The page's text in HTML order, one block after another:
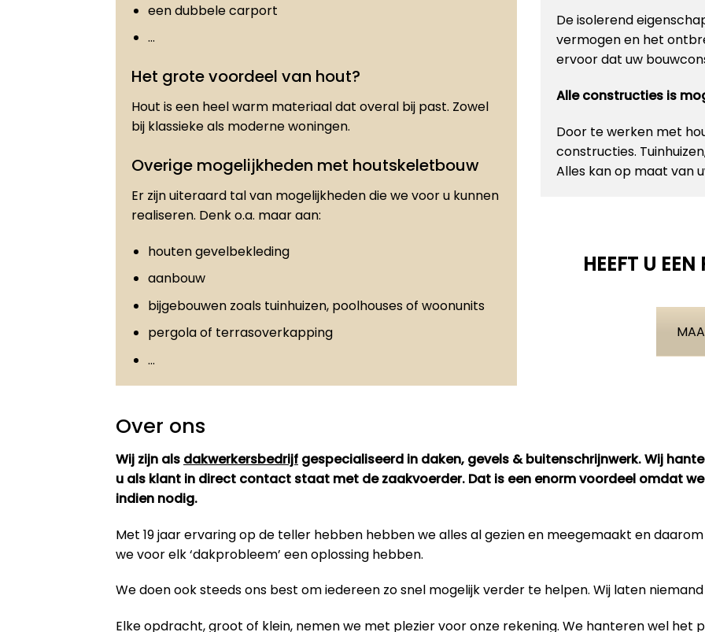
een dubbele carport
…
Het grote voordeel van hout?
Hout is een heel warm materiaal dat overal bij past. Zowel
bij klassieke als moderne woningen.
Overige mogelijkheden met houtskeletbouw
Er zijn uiteraard tal van mogelijkheden die we voor u kunnen
realiseren. Denk o.a. maar aan:
houten gevelbekleding
aanbouw
bijgebouwen zoals tuinhuizen, poolhouses of woonunits
pergola of terrasoverkapping
…
De isolerend
vermogen en het
ervoor dat uw
Alle constructies is
Door te werken met
constructies.
Alles kan op maat van
HEEFT U
Over ons
Wij zijn als dakwerkersbedrijf gespecialiseerd in daken, gevels & buitenschrijnwerk. Wij
u als klant in direct contact staat met de zaakvoerder. Dat is een enorm voordeel omdat
indien nodig.
Met 19 jaar ervaring op de teller hebben hebben we alles al gezien en meegemaakt en
we voor elk ‘dakprobleem’ een oplossing hebben.
We doen ook steeds ons best om iedereen zo snel mogelijk verder te helpen. Wij laten
Elke opdracht, groot of klein, nemen we met plezier voor onze rekening. We hanteren wel het